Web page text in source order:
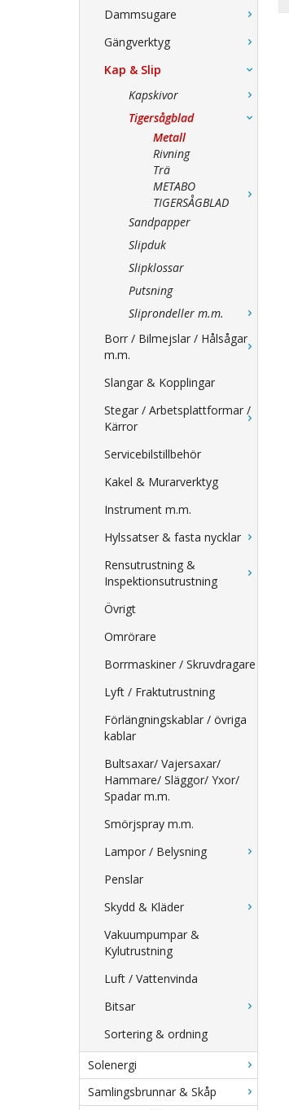
Dammsugare
Gängverktyg
Kap & Slip
Kapskivor
Tigersågblad
Metall
Rivning
Trä
METABO
TIGERSÅGBLAD
Sandpapper
Slipduk
Slipklossar
Putsning
Sliprondeller m.m.
Borr / Bilmejslar / Hålsågar
m.m.
Slangar & Kopplingar
Stegar / Arbetsplattformar /
Kärror
Servicebilstillbehör
Kakel & Murarverktyg
Instrument m.m.
Hylssatser & fasta nycklar
Rensutrustning &
Inspektionsutrustning
Övrigt
Omrörare
Borrmaskiner / Skruvdragare
Lyft / Fraktutrustning
Förlängningskablar / övriga
kablar
Bultsaxar/ Vajersaxar/
Hammare/ Släggor/ Yxor/
Spadar m.m.
Smörjspray m.m.
Lampor / Belysning
Penslar
Skydd & Kläder
Vakuumpumpar &
Kylutrustning
Luft / Vattenvinda
Bitsar
Sortering & ordning
Solenergi
Samlingsbrunnar & Skåp